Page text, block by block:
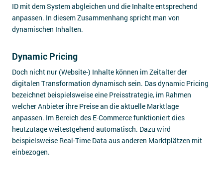
ID mit dem System abgleichen und die Inhalte entsprechend
anpassen. In diesem Zusammenhang spricht man von
dynamischen Inhalten.
Dynamic Pricing
Doch nicht nur (Website-) Inhalte können im Zeitalter der
digitalen Transformation dynamisch sein. Das dynamic Pricing
bezeichnet beispielsweise eine Preisstrategie, im Rahmen
welcher Anbieter ihre Preise an die aktuelle Marktlage
anpassen. Im Bereich des E-Commerce funktioniert dies
heutzutage weitestgehend automatisch. Dazu wird
beispielsweise Real-Time Data aus anderen Marktplätzen mit
einbezogen.